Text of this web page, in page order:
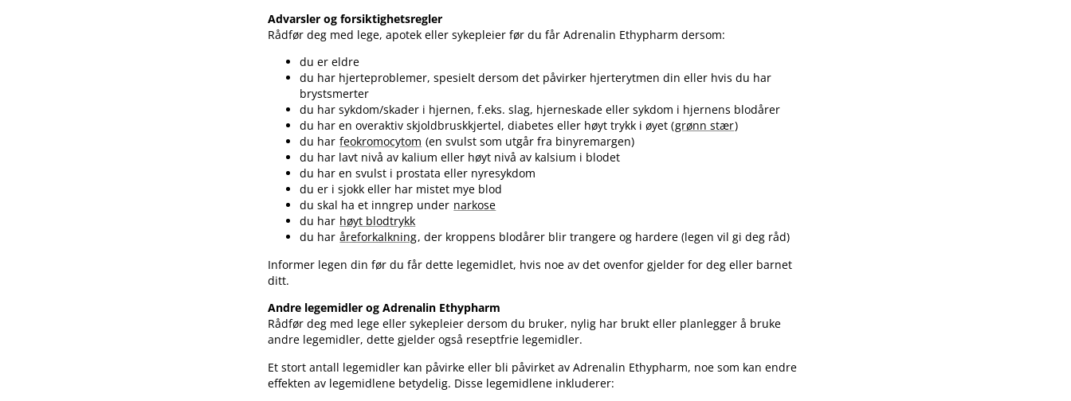
Advarsler og forsiktighetsregler
Rådfør deg med lege, apotek eller sykepleier før du får Adrenalin Ethypharm dersom:
du er eldre
du har hjerteproblemer, spesielt dersom det påvirker hjerterytmen din eller hvis du har
brystsmerter
du har sykdom​/​skader i hjernen, f.eks. slag, hjerneskade eller sykdom i hjernens blodårer
du har en overaktiv skjoldbruskkjertel, diabetes eller høyt trykk i øyet (grønn stær)
du har feokromocytom (en svulst som utgår fra binyremargen)
du har lavt nivå av kalium eller høyt nivå av kalsium i blodet
du har en svulst i prostata eller nyresykdom
du er i sjokk eller har mistet mye blod
du skal ha et inngrep under narkose
du har høyt blodtrykk
du har åreforkalkning, der kroppens blodårer blir trangere og hardere (legen vil gi deg råd)
Informer legen din før du får dette legemidlet, hvis noe av det ovenfor gjelder for deg eller barnet
ditt.
Andre legemidler og Adrenalin Ethypharm
Rådfør deg med lege eller sykepleier dersom du bruker, nylig har brukt eller planlegger å bruke
andre legemidler, dette gjelder også reseptfrie legemidler.
Et stort antall legemidler kan påvirke eller bli påvirket av Adrenalin Ethypharm, noe som kan endre
effekten av legemidlene betydelig. Disse legemidlene inkluderer: